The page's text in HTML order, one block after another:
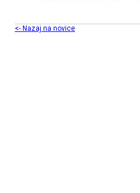
<- Nazaj na novice